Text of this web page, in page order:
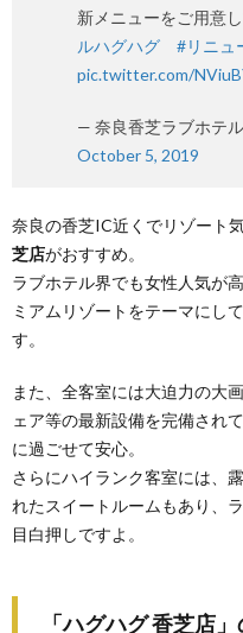
新メニューをご用意
ルハグハグ
#リニュ
pic.twitter.com/
— 奈良香芝ラブホテ
October 5, 2019
奈良の香芝IC近くでリゾート
芝店がおすすめ。
ラブホテル界でも女性人気が
ミアムリゾートをテーマにし
す。
また、全客室には大迫力の大
ェア等の最新設備を完備され
に過ごせて安心。
さらにハイランク客室には、
れたスイートルームもあり、
目白押しですよ。
「ハグハグ 香芝店